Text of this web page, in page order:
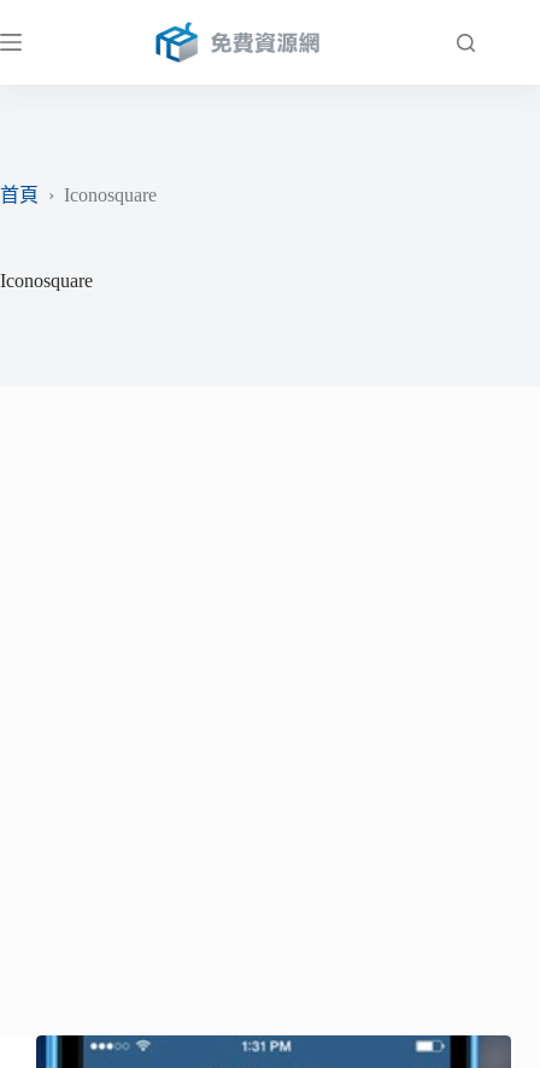
至
首頁
› Iconosquare
Iconosquare